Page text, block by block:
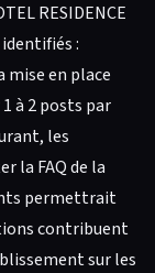
RESIDENCE
:
en place
à 2 posts par
les
la FAQ de la
permettrait
contribuent
sur les